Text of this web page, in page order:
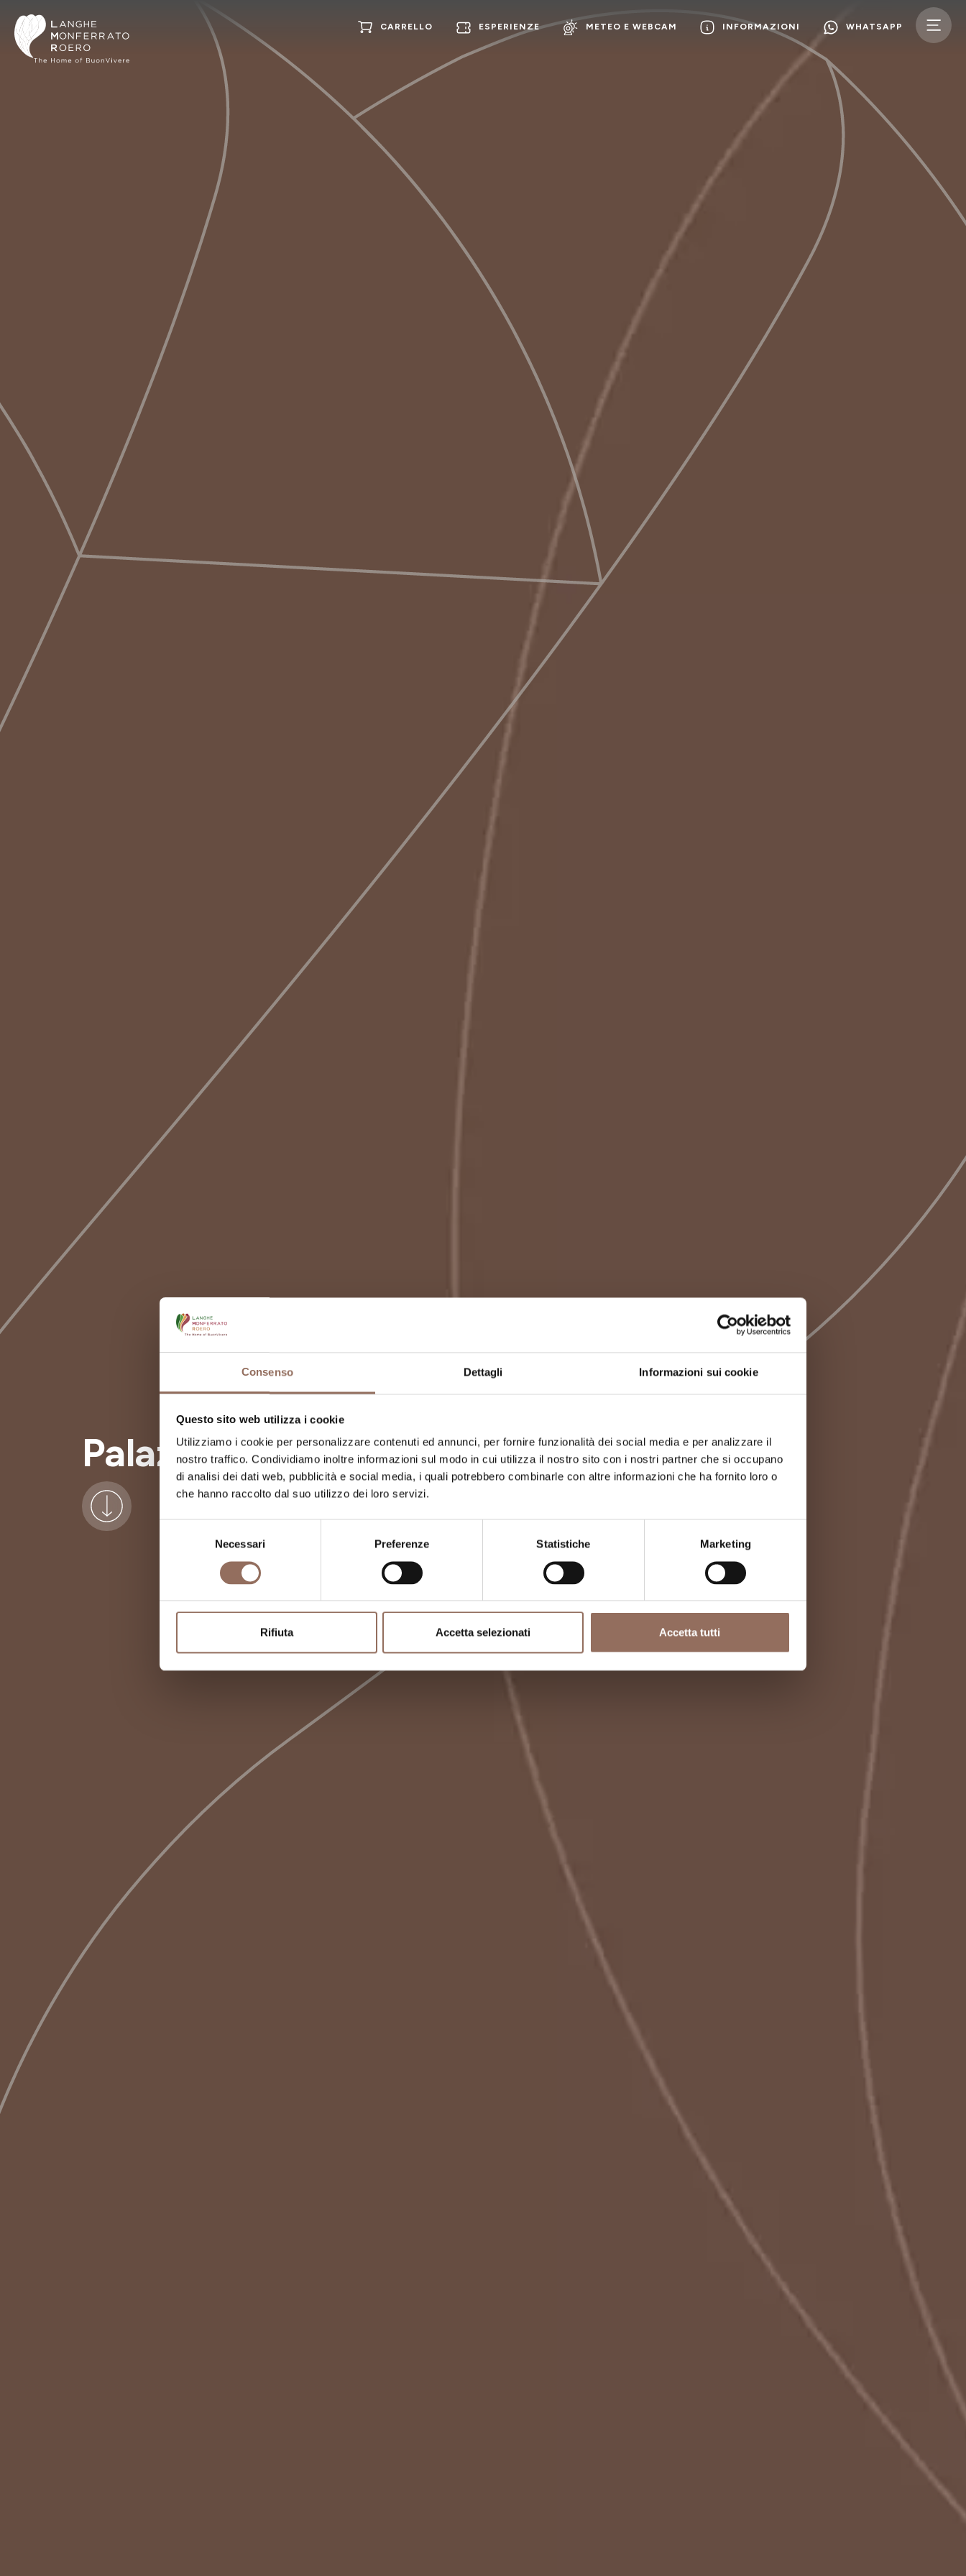
Consenso Dettagli Informazioni sui cookie
Questo sito web utilizza i cookie
Utilizziamo i cookie per personalizzare contenuti ed annunci, per fornire funzionalità dei social media e per analizzare il
nostro traffico. Condividiamo inoltre informazioni sul modo in cui utilizza il nostro sito con i nostri partner che si occupano
di analisi dei dati web, pubblicità e social media, i quali potrebbero combinarle con altre informazioni che ha fornito loro o
che hanno raccolto dal suo utilizzo dei loro servizi.
Necessari Preferenze Statistiche Marketing
Rifiuta Accetta selezionati Accetta tutti
CARRELLO ESPERIENZE METEO E WEBCAM INFORMAZIONI WHATSAPP
Palazzo Mathis